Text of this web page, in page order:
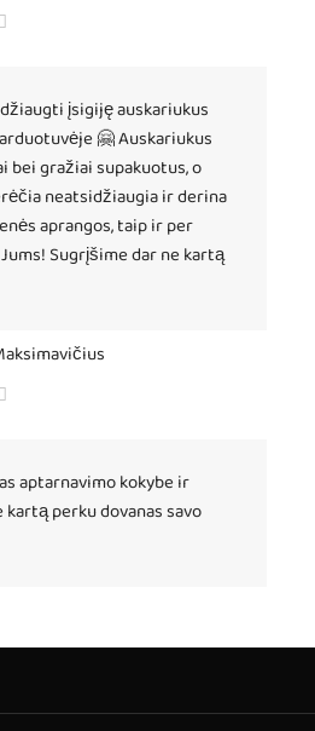
įsigiję auskariukus
🤗 Auskariukus
bei gražiai supakuotus, o
neatsidžiaugia ir derina
aprangos, taip ir per
Sugrįšime dar ne kartą
aptarnavimo kokybe ir
perku dovanas savo